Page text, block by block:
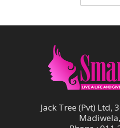
Jack Tree (Pvt) Ltd,